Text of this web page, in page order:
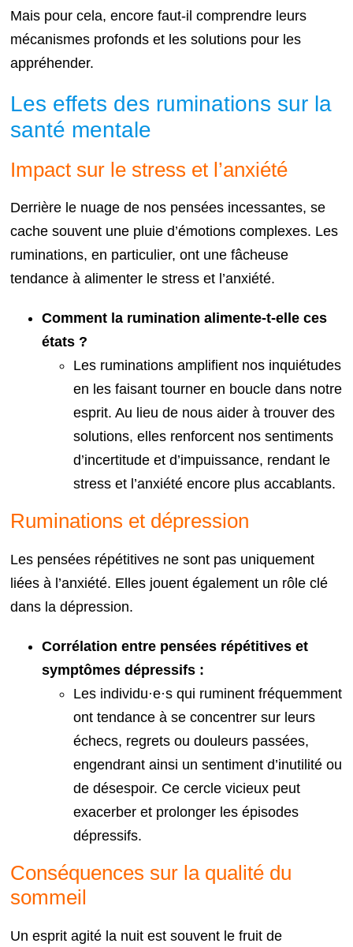
Mais pour cela, encore faut-il comprendre leurs
mécanismes profonds et les solutions pour les
appréhender.
Les effets des ruminations sur la
santé mentale
Impact sur le stress et l’anxiété
Derrière le nuage de nos pensées incessantes, se
cache souvent une pluie d’émotions complexes. Les
ruminations, en particulier, ont une fâcheuse
tendance à alimenter le stress et l’anxiété.
Comment la rumination alimente-t-elle ces
états ?
Les ruminations amplifient nos inquiétudes
en les faisant tourner en boucle dans notre
esprit. Au lieu de nous aider à trouver des
solutions, elles renforcent nos sentiments
d’incertitude et d’impuissance, rendant le
stress et l’anxiété encore plus accablants.
Ruminations et dépression
Les pensées répétitives ne sont pas uniquement
liées à l’anxiété. Elles jouent également un rôle clé
dans la dépression.
Corrélation entre pensées répétitives et
symptômes dépressifs :
Les individu·e·s qui ruminent fréquemment
ont tendance à se concentrer sur leurs
échecs, regrets ou douleurs passées,
engendrant ainsi un sentiment d’inutilité ou
de désespoir. Ce cercle vicieux peut
exacerber et prolonger les épisodes
dépressifs.
Conséquences sur la qualité du
sommeil
Un esprit agité la nuit est souvent le fruit de